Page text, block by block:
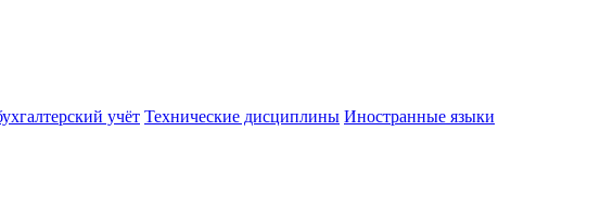
учёт Технические дисциплины Иностранные языки